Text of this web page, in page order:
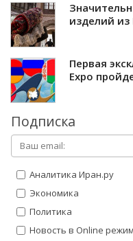
изделий из
Первая
Expo
Подписка
Аналитика Иран.ру
Экономика
Политика
Новость в Online